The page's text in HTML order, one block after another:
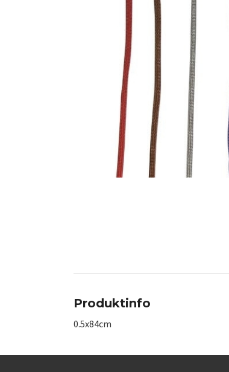
Produktinfo
0.5x84cm